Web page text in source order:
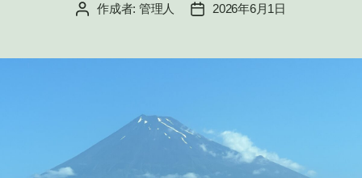
投 作成者: 管理人
投
2026年6月1日